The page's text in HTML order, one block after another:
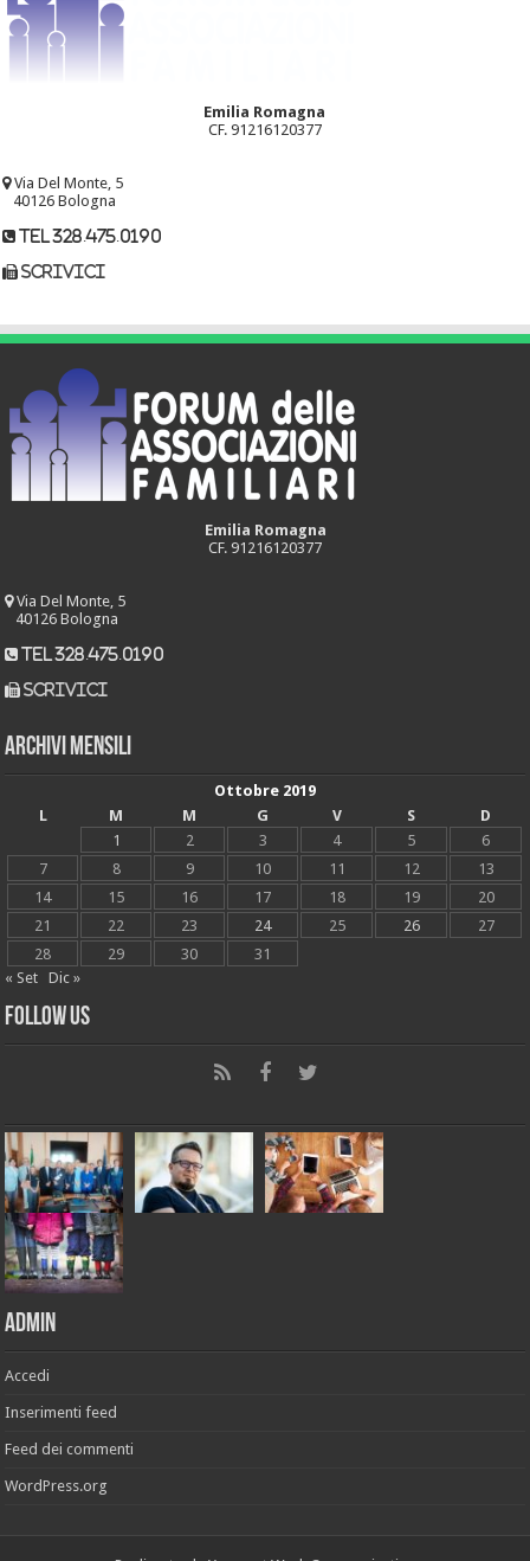
Emilia Romagna
CF. 91216120377
Via Del Monte, 5
40126 Bologna
tel 328.475.0190
scrivici
Emilia Romagna
CF. 91216120377
Via Del Monte, 5
40126 Bologna
tel 328.475.0190
scrivici
Archivi mensili
Ottobre 2019
L
M M G V S
D
1
2 3 4 5
6
7
8 9 10 11 12
13
14
15 16 17 18 19
20
21
22 23 24 25 26
27
28
29 30
31
« Set
Dic »
Follow Us
Admin
Accedi
Inserimenti feed
Feed dei commenti
WordPress.org